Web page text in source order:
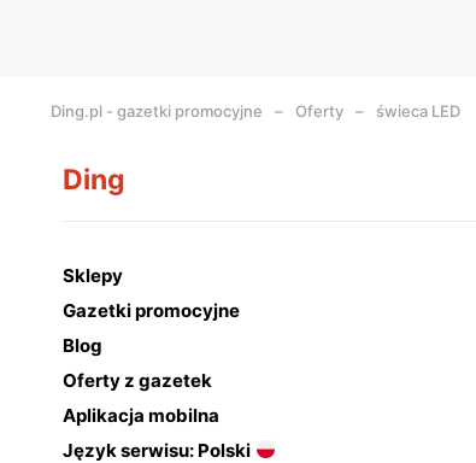
Ding.pl - gazetki promocyjne Oferty świeca LED
Ding
Sklepy
Gazetki promocyjne
Blog
Oferty z gazetek
Aplikacja mobilna
Język serwisu: Polski